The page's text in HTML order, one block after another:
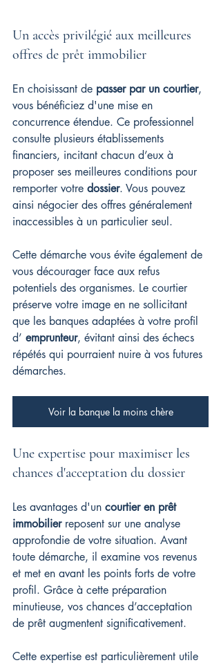
Un accès privilégié aux meilleures
offres de prêt immobilier
En choisissant de passer par un courtier,
vous bénéficiez d'une mise en
concurrence étendue. Ce professionnel
consulte plusieurs établissements
financiers, incitant chacun d’eux à
proposer ses meilleures conditions pour
remporter votre dossier. Vous pouvez
ainsi négocier des offres généralement
inaccessibles à un particulier seul.
Cette démarche vous évite également de
vous décourager face aux refus
potentiels des organismes. Le courtier
préserve votre image en ne sollicitant
que les banques adaptées à votre profil
d’ emprunteur, évitant ainsi des échecs
répétés qui pourraient nuire à vos futures
démarches.
Voir la banque la moins chère
Une expertise pour maximiser les
chances d'acceptation du dossier
Les avantages d'un courtier en prêt
immobilier reposent sur une analyse
approfondie de votre situation. Avant
toute démarche, il examine vos revenus
et met en avant les points forts de votre
profil. Grâce à cette préparation
minutieuse, vos chances d’acceptation
de prêt augmentent significativement.
Cette expertise est particulièrement utile